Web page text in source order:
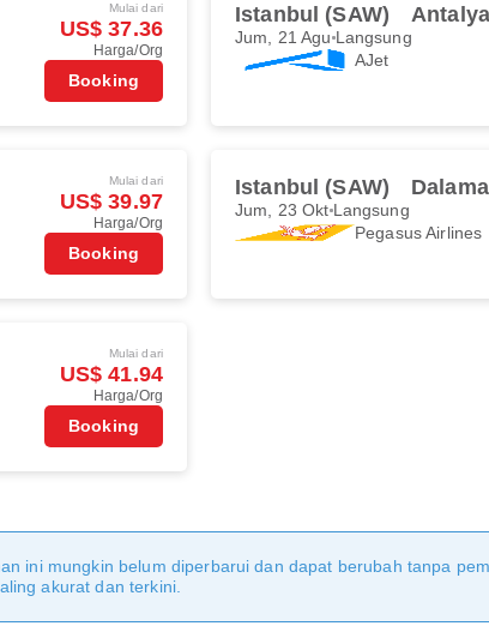
Mulai dari
US$ 37.36
Harga/Org
Booking
Istanbul (SAW)
Jum, 21 Agu Langsung
AJet
Mulai dari
US$ 39.97
Harga/Org
Booking
Istanbul (SAW)
Jum, 23 Okt Langsung
Pegasus Airlines
Mulai dari
US$ 41.94
Harga/Org
Booking
ini mungkin belum diperbarui dan dapat berubah tanpa
akurat dan terkini.